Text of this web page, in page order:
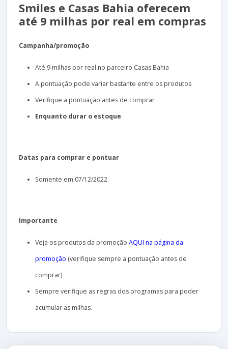
Smiles e Casas Bahia oferecem
até 9 milhas por real em compras
Campanha/promoção
Até 9 milhas por real no parceiro Casas Bahia
A pontuação pode variar bastante entre os produtos
Verifique a pontuação antes de comprar
Enquanto durar o estoque
Datas para comprar e pontuar
Somente em 07/12/2022
Importante
Veja os produtos da promoção AQUI na página da
promoção (verifique sempre a pontuação antes de
comprar)
Sempre verifique as regras dos programas para poder
acumular as milhas.